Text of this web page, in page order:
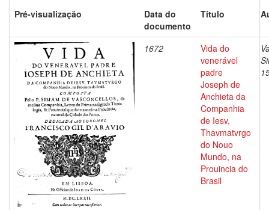
Pré-visualização
Data do
documento
Título
1672
Vida do
venerável
padre
Joseph de
Anchieta da
Companhia
de Iesv,
Thavmatvrgo
do Nouo
Mundo, na
Prouincia do
Brasil